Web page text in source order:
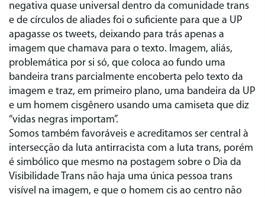
negativa quase universal dentro da comunidade trans
e de círculos de aliades foi o suficiente para que a UP
apagasse os tweets, deixando para trás apenas a
imagem que chamava para o texto. Imagem, aliás,
problemática por si só, que coloca ao fundo uma
bandeira trans parcialmente encoberta pelo texto da
imagem e traz, em primeiro plano, uma bandeira da UP
e um homem cisgênero usando uma camiseta que diz
“vidas negras importam”.
Somos também favoráveis e acreditamos ser central à
intersecção da luta antirracista com a luta trans, porém
é simbólico que mesmo na postagem sobre o Dia da
Visibilidade Trans não haja uma única pessoa trans
visível na imagem, e que o homem cis ao centro não